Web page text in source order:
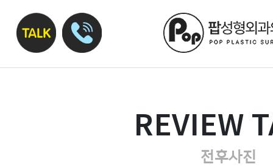
REVIEW
전후사진